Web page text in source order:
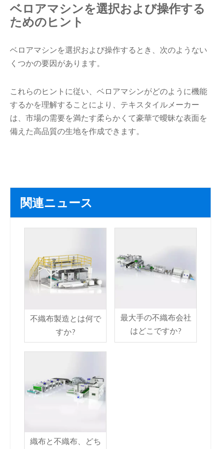
ベロアマシンを選択および操作する
ためのヒント
ベロアマシンを選択および操作するとき、次のようない
くつかの要因があります。
これらのヒントに従い、ベロアマシンがどのように機能
するかを理解することにより、テキスタイルメーカー
は、市場の需要を満たす柔らかくて豪華で曖昧な表面を
備えた高品質の生地を作成できます。
関連ニュース
不織布製造とは何で
すか?
最大手の不織布会社
はどこですか?
織布と不織布、どち